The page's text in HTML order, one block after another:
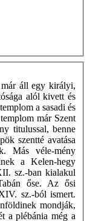
áll egy királyi,
alól kivett és
a sasadi és
már Szent
titulussal, benne
szentté avatása
Más véle-mény
a Kelen-hegy
sz.-ban kialakul
őse. Az ősi
sz.-ból ismert.
mondják,
a plébánia még a